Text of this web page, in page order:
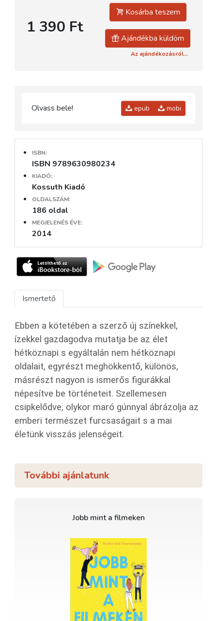
1 390 Ft
Kosárba teszem
Ajándékba küldöm
Az ajándékozásról...
Olvass bele! epub mobi
ISBN:
ISBN 9789630980234
KIADÓ:
Kossuth Kiadó
OLDALSZÁM:
186 oldal
MEGJELENÉS ÉVE:
2014
Ismertető
Ebben a kötetében a szerző új színekkel,
ízekkel gazdagodva mutatja be az élet
hétköznapi s egyáltalán nem hétköznapi
oldalait, egyrészt meghökkentő, különös,
másrészt nagyon is ismerős figurákkal
népesítve be történeteit. Szellemesen
csipkelődve, olykor maró gúnnyal ábrázolja az
emberi természet furcsaságait s a mai
életünk visszás jelenségeit.
További ajánlatunk
Jobb mint a filmeken